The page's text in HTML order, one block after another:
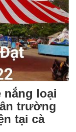
nắng loại
trường
tại cà